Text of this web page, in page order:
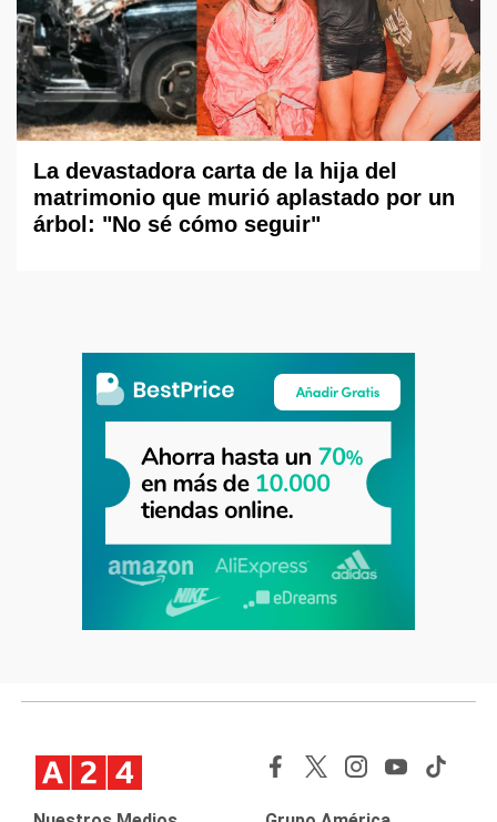
La devastadora carta de la hija del
matrimonio que murió aplastado por un
árbol: "No sé cómo seguir"